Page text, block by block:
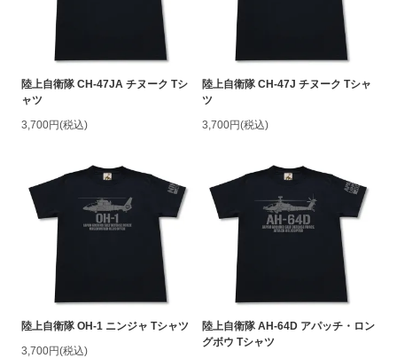
陸上自衛隊 CH-47JA チヌーク Tシ
ャツ
3,700円(税込)
陸上自衛隊 CH-47J チヌーク Tシャ
ツ
3,700円(税込)
陸上自衛隊 OH-1 ニンジャ Tシャツ
3,700円(税込)
陸上自衛隊 AH-64D アパッチ・ロン
グボウ Tシャツ